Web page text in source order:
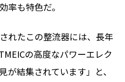
率も特色だ。
れたこの整流器には、長年
の高度なパワーエレク
が結集されています」と、